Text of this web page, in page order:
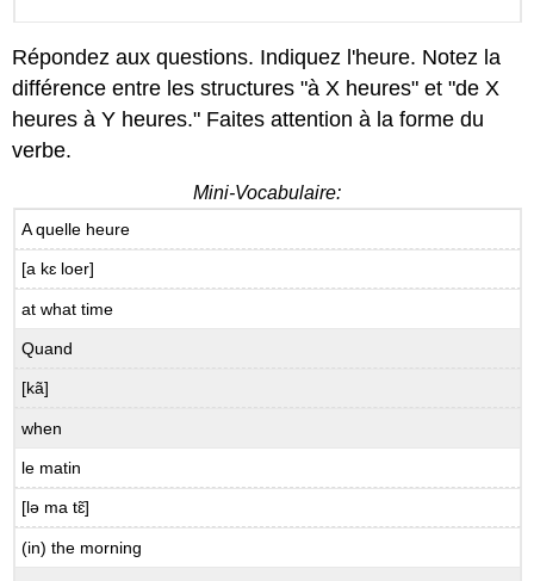
Répondez aux questions. Indiquez l'heure. Notez la
différence entre les structures "à X heures" et "de X
heures à Y heures." Faites attention à la forme du
verbe.
Mini-Vocabulaire:
A quelle heure
[a kɛ loer]
at what time
Quand
[kã]
when
le matin
[lə ma tɛ̃]
(in) the morning